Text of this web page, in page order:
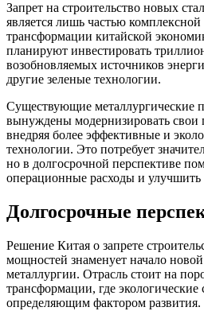
Запрет на строительство новых
является лишь частью
трансформации китайской
планируют инвестировать
возобновляемых источников
другие зеленые технологии.
Существующие металлургические
вынуждены модернизировать свои
внедряя более эффективные и
технологии. Это потребует
но в долгосрочной перспективе
операционные расходы и улучшить
Долгосрочные
Решение Китая о запрете
мощностей знаменует начало
металлургии. Отрасль стоит на
трансформации, где экологические
определяющим фактором развития.